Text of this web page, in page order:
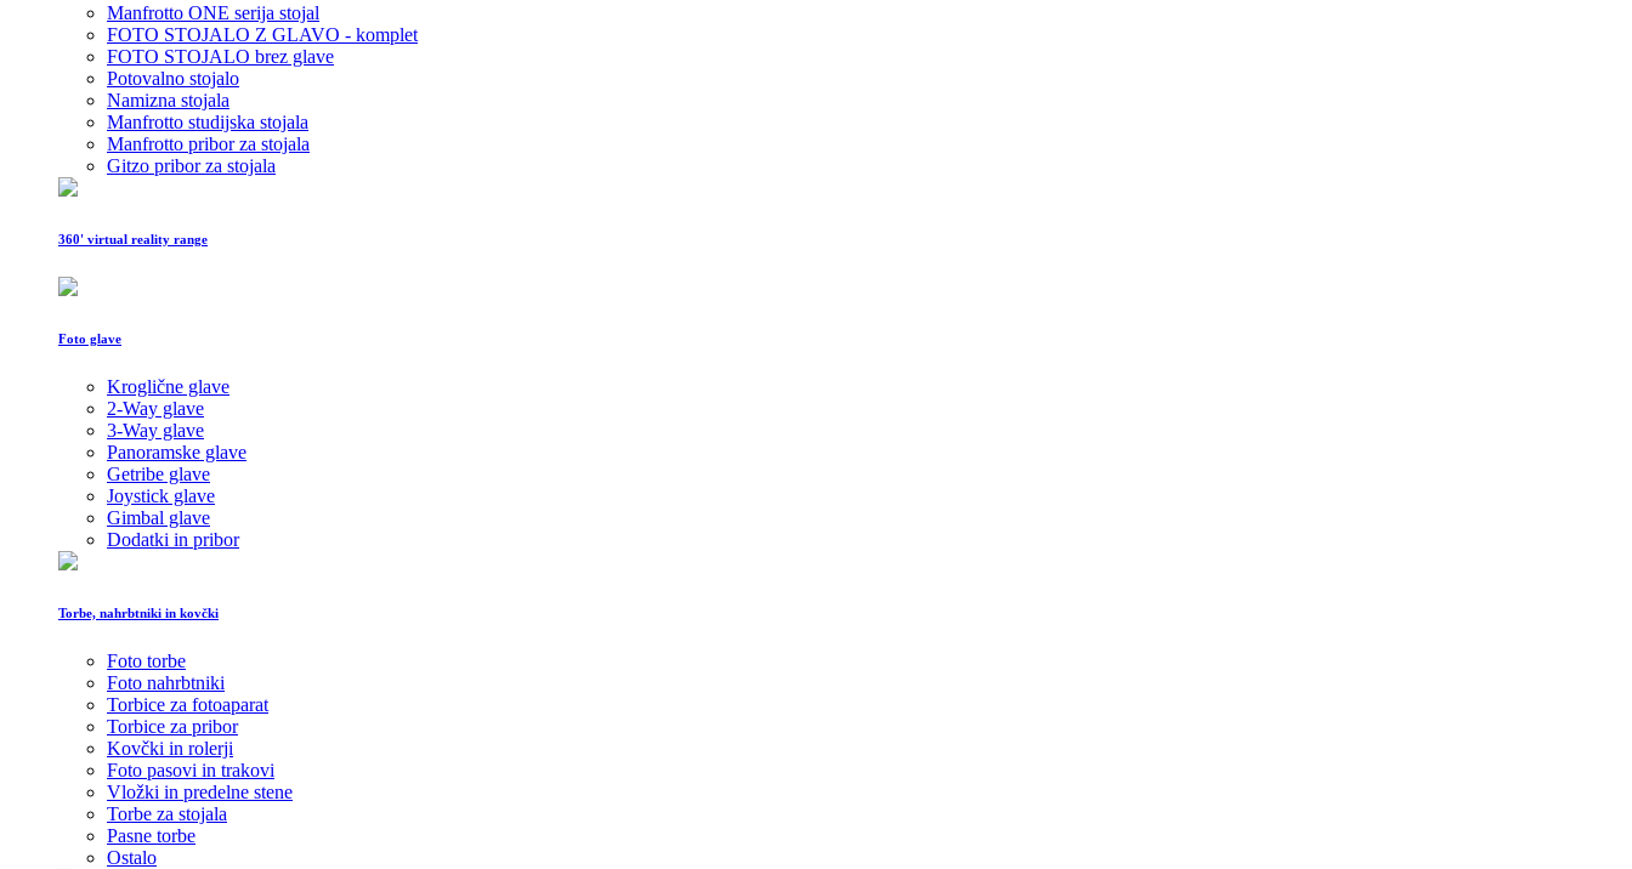
Manfrotto ONE serija stojal
FOTO STOJALO Z GLAVO - komplet
FOTO STOJALO brez glave
Potovalno stojalo
Namizna stojala
Manfrotto studijska stojala
Manfrotto pribor za stojala
Gitzo pribor za stojala
360' virtual reality range
Foto glave
Kroglične glave
2-Way glave
3-Way glave
Panoramske glave
Getribe glave
Joystick glave
Gimbal glave
Dodatki in pribor
Torbe, nahrbtniki in kovčki
Foto torbe
Foto nahrbtniki
Torbice za fotoaparat
Torbice za pribor
Kovčki in rolerji
Foto pasovi in trakovi
Vložki in predelne stene
Torbe za stojala
Pasne torbe
Ostalo